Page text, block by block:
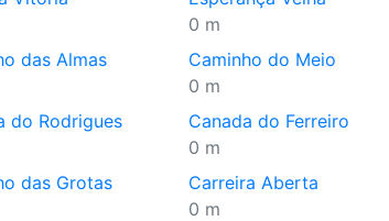
0 m
das Almas
Caminho do Meio
0 m
do Rodrigues
Canada do Ferreiro
0 m
das Grotas
Carreira Aberta
0 m